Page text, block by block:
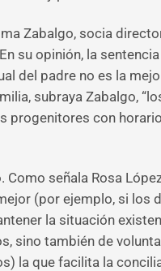
Zabalgo, socia
su opinión, la
del padre no es la
subraya Zabalgo,
progenitores con
señala Rosa
(por ejemplo, si los
la situación
sino también de
la que facilita la